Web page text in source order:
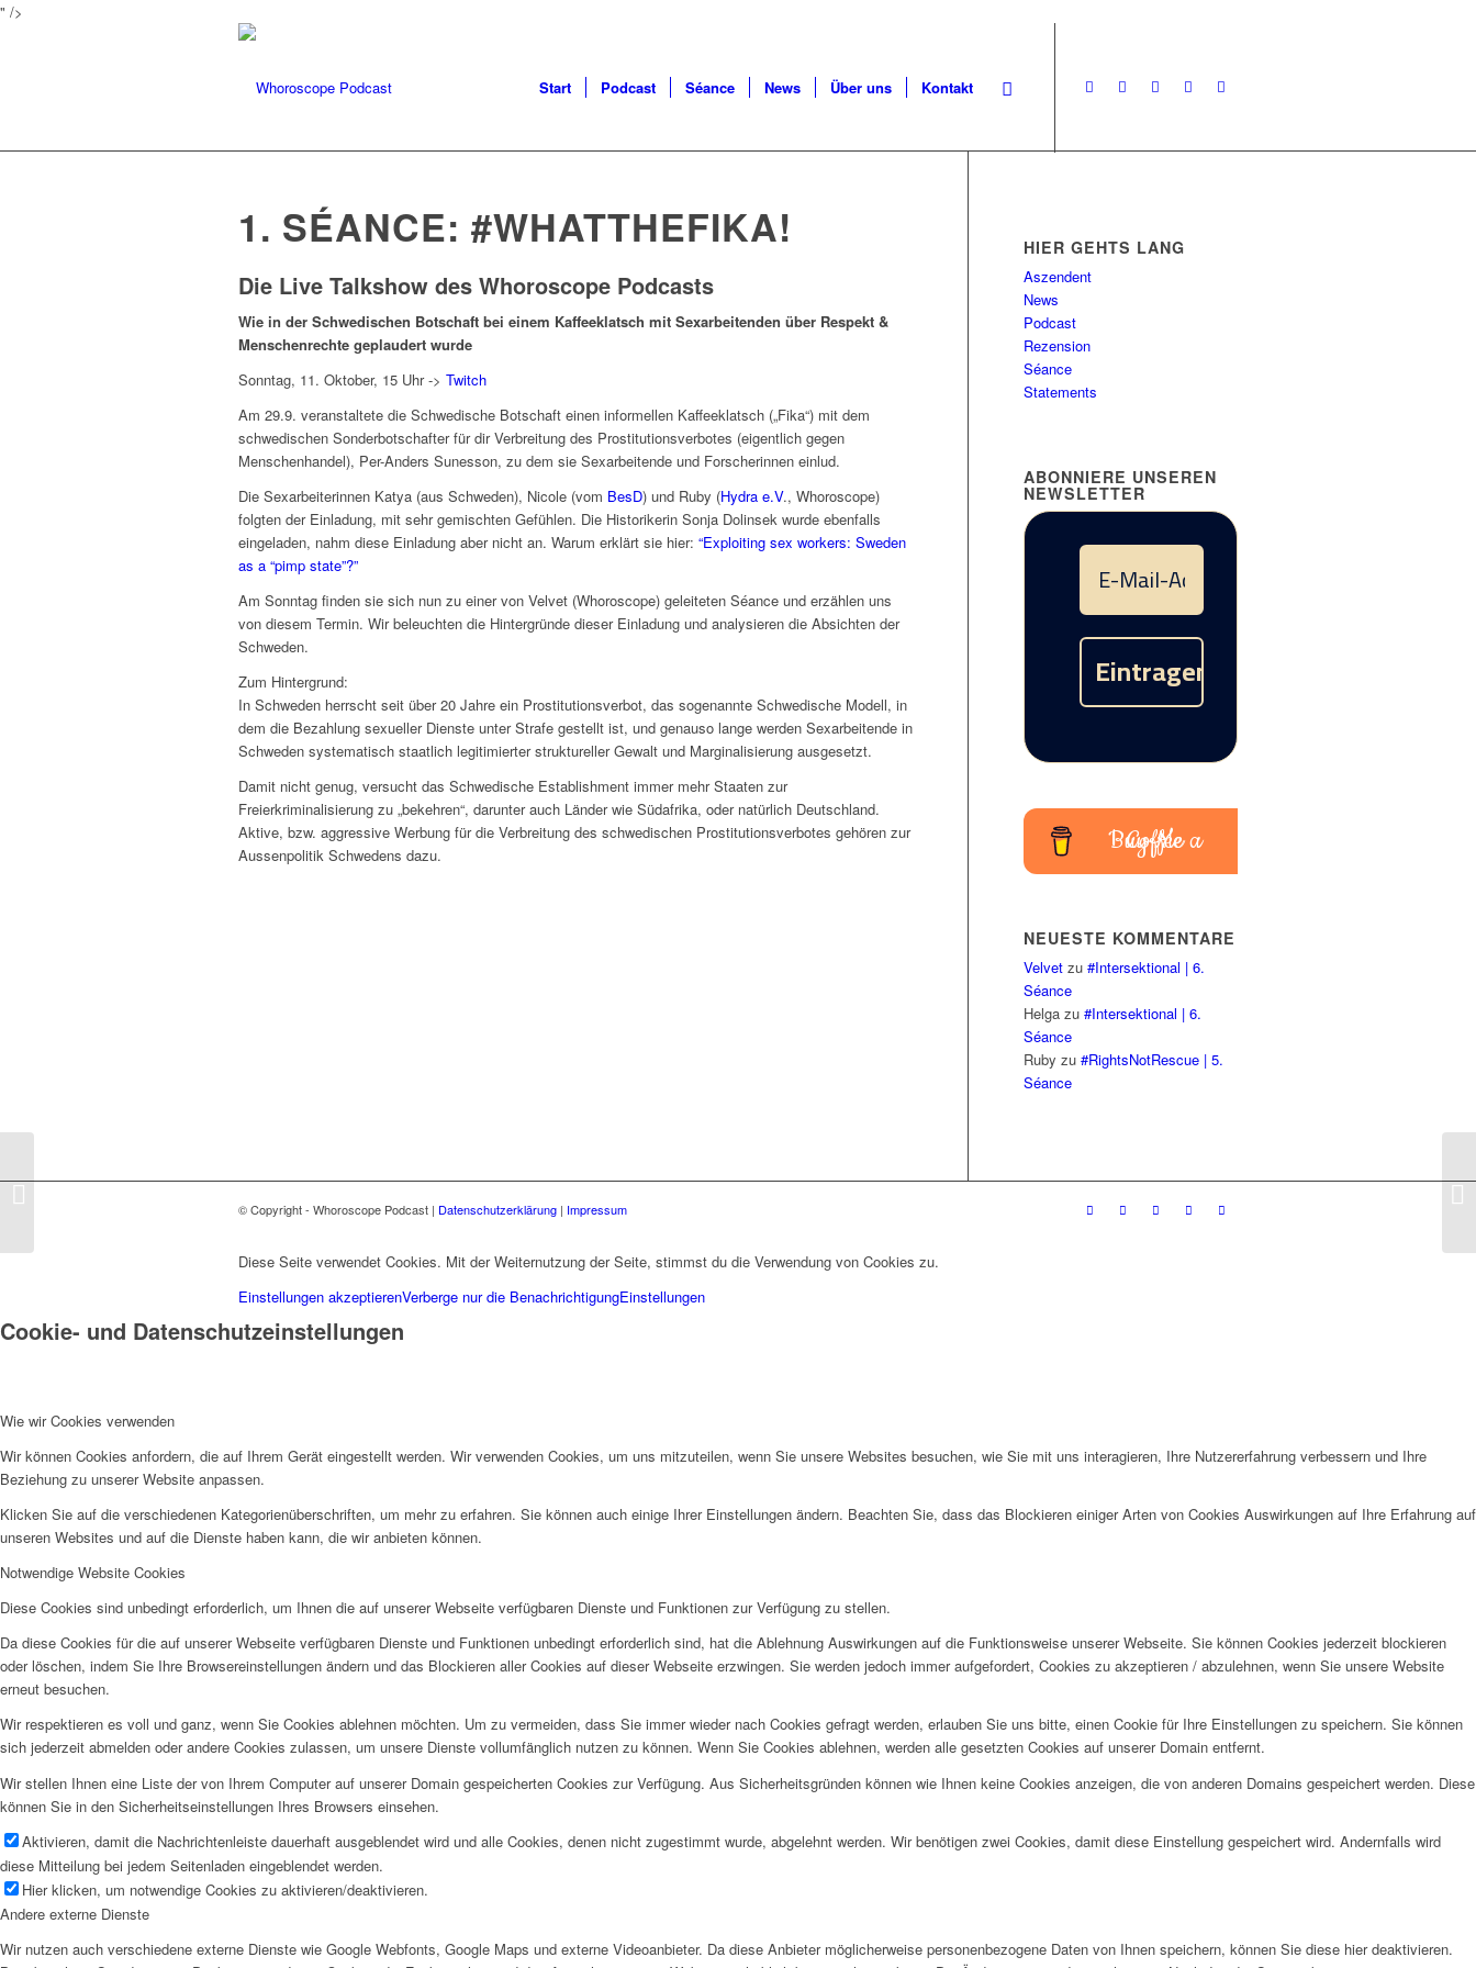
" />
Start Podcast Séance News Über uns Kontakt
1. SÉANCE: #WHATTHEFIKA!
Die Live Talkshow des Whoroscope Podcasts
Wie in der Schwedischen Botschaft bei einem Kaffeeklatsch mit Sexarbeitenden über Respekt &
Menschenrechte geplaudert wurde
Sonntag, 11. Oktober, 15 Uhr -> Twitch
Am 29.9. veranstaltete die Schwedische Botschaft einen informellen Kaffeeklatsch („Fika“) mit dem
schwedischen Sonderbotschafter für dir Verbreitung des Prostitutionsverbotes (eigentlich gegen
Menschenhandel), Per-Anders Sunesson, zu dem sie Sexarbeitende und Forscherinnen einlud.
Die Sexarbeiterinnen Katya (aus Schweden), Nicole (vom BesD) und Ruby (Hydra e.V., Whoroscope)
folgten der Einladung, mit sehr gemischten Gefühlen. Die Historikerin Sonja Dolinsek wurde ebenfalls
eingeladen, nahm diese Einladung aber nicht an. Warum erklärt sie hier: “Exploiting sex workers: Sweden
as a “pimp state”?”
Am Sonntag finden sie sich nun zu einer von Velvet (Whoroscope) geleiteten Séance und erzählen uns
von diesem Termin. Wir beleuchten die Hintergründe dieser Einladung und analysieren die Absichten der
Schweden.
Zum Hintergrund:
In Schweden herrscht seit über 20 Jahre ein Prostitutionsverbot, das sogenannte Schwedische Modell, in
dem die Bezahlung sexueller Dienste unter Strafe gestellt ist, und genauso lange werden Sexarbeitende in
Schweden systematisch staatlich legitimierter struktureller Gewalt und Marginalisierung ausgesetzt.
Damit nicht genug, versucht das Schwedische Establishment immer mehr Staaten zur
Freierkriminalisierung zu „bekehren“, darunter auch Länder wie Südafrika, oder natürlich Deutschland.
Aktive, bzw. aggressive Werbung für die Verbreitung des schwedischen Prostitutionsverbotes gehören zur
Aussenpolitik Schwedens dazu.
HIER GEHTS LANG
Aszendent
News
Podcast
Rezension
Séance
Statements
ABONNIERE UNSEREN
NEWSLETTER
Buy Me a Coffee
NEUESTE KOMMENTARE
Velvet zu#Intersektional | 6.
Séance
Helga zu#Intersektional | 6.
Séance
Ruby zu#RightsNotRescue | 5.
Séance
© Copyright - Whoroscope Podcast | Datenschutzerklärung | Impressum
02
Diese Seite verwendet Cookies. Mit der Weiternutzung der Seite, stimmst du die Verwendung von Cookies zu.
Einstellungen akzeptierenVerberge nur die BenachrichtigungEinstellungen
Cookie- und Datenschutzeinstellungen
Wie wir Cookies verwenden
Wir können Cookies anfordern, die auf Ihrem Gerät eingestellt werden. Wir verwenden Cookies, um uns mitzuteilen, wenn Sie unsere Websites besuchen, wie Sie mit uns interagieren, Ihre Nutzererfahrung verbessern und Ihre
Beziehung zu unserer Website anpassen.
Klicken Sie auf die verschiedenen Kategorienüberschriften, um mehr zu erfahren. Sie können auch einige Ihrer Einstellungen ändern. Beachten Sie, dass das Blockieren einiger Arten von Cookies Auswirkungen auf Ihre Erfahrung auf
unseren Websites und auf die Dienste haben kann, die wir anbieten können.
Notwendige Website Cookies
Diese Cookies sind unbedingt erforderlich, um Ihnen die auf unserer Webseite verfügbaren Dienste und Funktionen zur Verfügung zu stellen.
Da diese Cookies für die auf unserer Webseite verfügbaren Dienste und Funktionen unbedingt erforderlich sind, hat die Ablehnung Auswirkungen auf die Funktionsweise unserer Webseite. Sie können Cookies jederzeit blockieren
oder löschen, indem Sie Ihre Browsereinstellungen ändern und das Blockieren aller Cookies auf dieser Webseite erzwingen. Sie werden jedoch immer aufgefordert, Cookies zu akzeptieren / abzulehnen, wenn Sie unsere Website
erneut besuchen.
Wir respektieren es voll und ganz, wenn Sie Cookies ablehnen möchten. Um zu vermeiden, dass Sie immer wieder nach Cookies gefragt werden, erlauben Sie uns bitte, einen Cookie für Ihre Einstellungen zu speichern. Sie können
sich jederzeit abmelden oder andere Cookies zulassen, um unsere Dienste vollumfänglich nutzen zu können. Wenn Sie Cookies ablehnen, werden alle gesetzten Cookies auf unserer Domain entfernt.
Wir stellen Ihnen eine Liste der von Ihrem Computer auf unserer Domain gespeicherten Cookies zur Verfügung. Aus Sicherheitsgründen können wie Ihnen keine Cookies anzeigen, die von anderen Domains gespeichert werden. Diese
können Sie in den Sicherheitseinstellungen Ihres Browsers einsehen.
Aktivieren, damit die Nachrichtenleiste dauerhaft ausgeblendet wird und alle Cookies, denen nicht zugestimmt wurde, abgelehnt werden. Wir benötigen zwei Cookies, damit diese Einstellung gespeichert wird. Andernfalls wird
diese Mitteilung bei jedem Seitenladen eingeblendet werden.
Hier klicken, um notwendige Cookies zu aktivieren/deaktivieren.
Andere externe Dienste
Wir nutzen auch verschiedene externe Dienste wie Google Webfonts, Google Maps und externe Videoanbieter. Da diese Anbieter möglicherweise personenbezogene Daten von Ihnen speichern, können Sie diese hier deaktivieren.